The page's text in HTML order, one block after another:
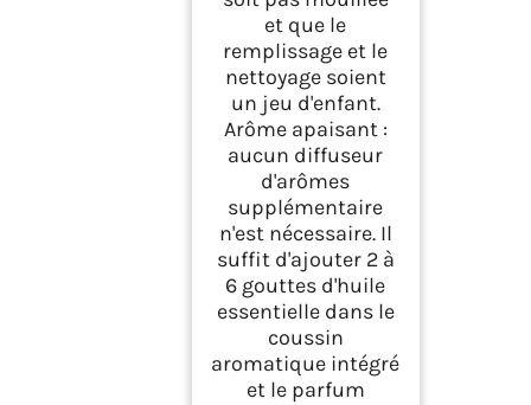
et que le
remplissage et le
nettoyage soient
un jeu d'enfant.
Arôme apaisant :
aucun diffuseur
d'arômes
supplémentaire
n'est nécessaire. Il
suffit d'ajouter 2 à
6 gouttes d'huile
essentielle dans le
coussin
aromatique intégré
et le parfum